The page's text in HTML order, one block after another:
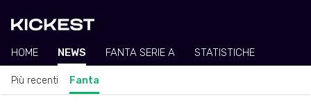
HOME NEWS FANTA SERIE A STATISTICHE
Più recenti Fanta